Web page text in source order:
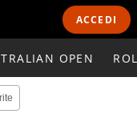
ACCEDI
OPEN